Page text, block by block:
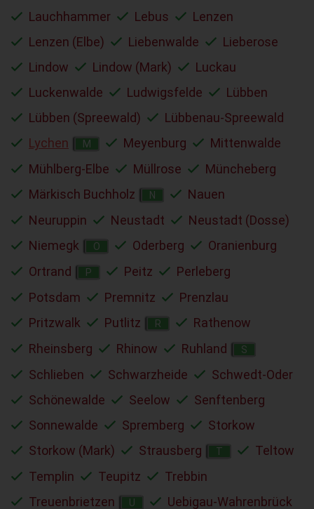
Lauchhammer Lebus
Lenzen
Lenzen (Elbe)
Liebenwalde
Lieberose
Lindow
Lindow (Mark)
Luckau
Luckenwalde
Ludwigsfelde
Lübben
Lübben (Spreewald)
Lübbenau-Spreewald
Lychen
M Meyenburg
Mittenwalde
Mühlberg-Elbe
Müllrose
Müncheberg
Märkisch Buchholz
N
Nauen
Neuruppin
Neustadt
Neustadt (Dosse)
Niemegk
O Oderberg
Oranienburg
Ortrand
P Peitz
Perleberg
Potsdam
Premnitz
Prenzlau
Pritzwalk
Putlitz R
Rathenow
Rheinsberg
Rhinow Ruhland S
Schlieben Schwarzheide
Schwedt-Oder
Schönewalde
Seelow
Senftenberg
Sonnewalde
Spremberg
Storkow
Storkow (Mark)
Strausberg T
Teltow
Templin
Teupitz
Trebbin
Treuenbrietzen
U Uebigau-Wahrenbrück